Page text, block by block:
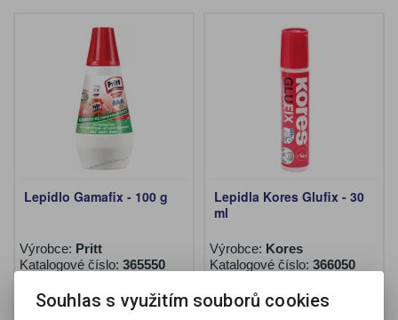
Lepidlo Gamafix - 100 g
Výrobce: Pritt
Katalogové číslo: 365550
59,90 Kč (bez DPH:)
Lepidla Kores Glufix - 30
ml
Výrobce: Kores
Katalogové číslo: 366050
21,40 Kč (bez DPH:)
Souhlas s využitím souborů cookies